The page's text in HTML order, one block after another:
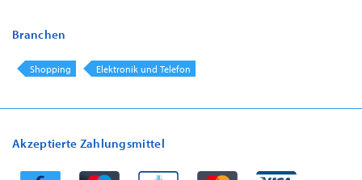
Branchen
Shopping Elektronik und Telefon
Akzeptierte Zahlungsmittel